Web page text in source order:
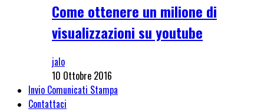
Come ottenere un milione di
visualizzazioni su youtube
jalo
10 Ottobre 2016
Invio Comunicati Stampa
Contattaci